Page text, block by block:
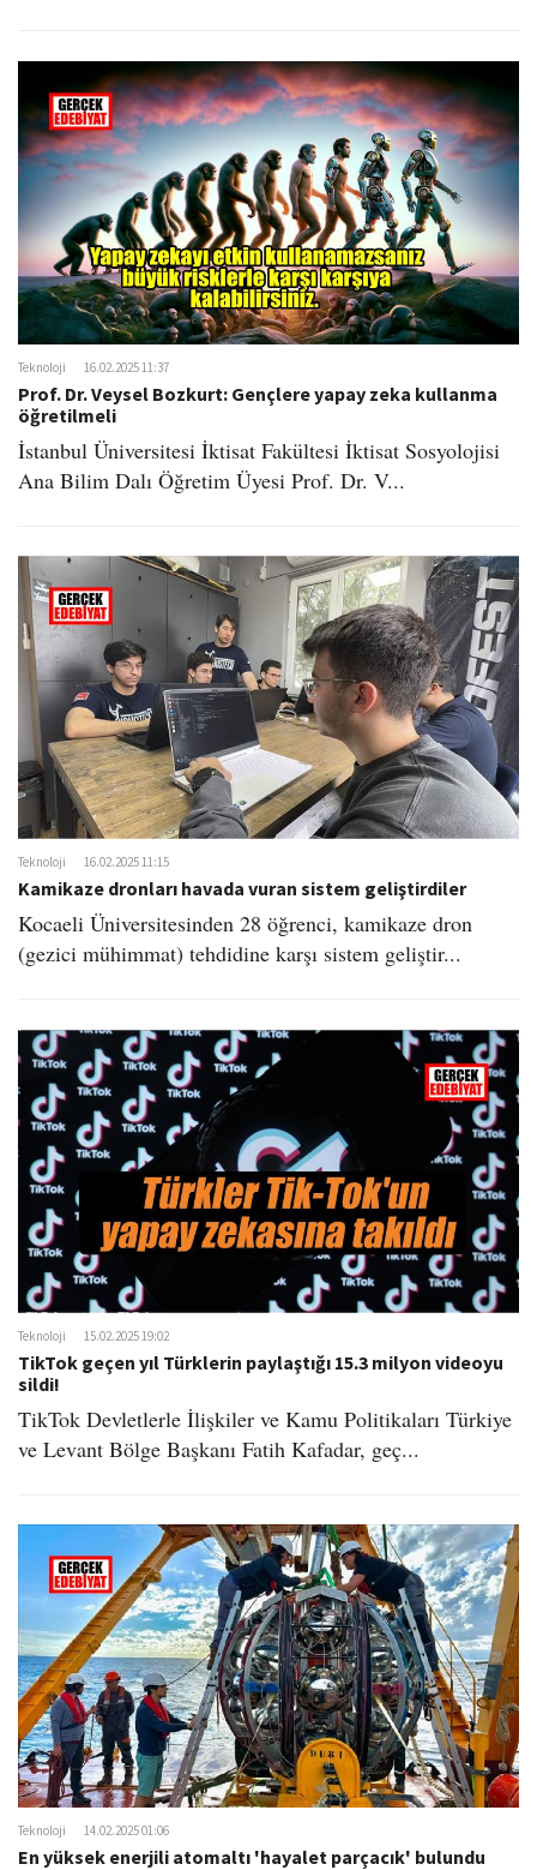
Teknoloji 16.02.2025 11:37
Prof. Dr. Veysel Bozkurt: Gençlere yapay zeka kullanma
öğretilmeli
İstanbul Üniversitesi İktisat Fakültesi İktisat Sosyolojisi
Ana Bilim Dalı Öğretim Üyesi Prof. Dr. V...
Teknoloji 16.02.2025 11:15
Kamikaze dronları havada vuran sistem geliştirdiler
Kocaeli Üniversitesinden 28 öğrenci, kamikaze dron
(gezici mühimmat) tehdidine karşı sistem geliştir...
Teknoloji 15.02.2025 19:02
TikTok geçen yıl Türklerin paylaştığı 15.3 milyon videoyu
sildi!
TikTok Devletlerle İlişkiler ve Kamu Politikaları Türkiye
ve Levant Bölge Başkanı Fatih Kafadar, geç...
Teknoloji 14.02.2025 01:06
En yüksek enerjili atomaltı 'hayalet parçacık' bulundu